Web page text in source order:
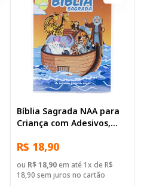
Bíblia Sagrada NAA para
Criança com Adesivos,
Brochura Ilustrada:
Terracota
R$ 18,90
ou R$ 18,90em até 1x de R$
18,90 sem juros no cartão